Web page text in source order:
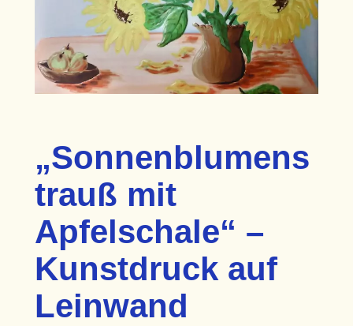
„Sonnenblumens
trauß mit
Apfelschale“ –
Kunstdruck auf
Leinwand